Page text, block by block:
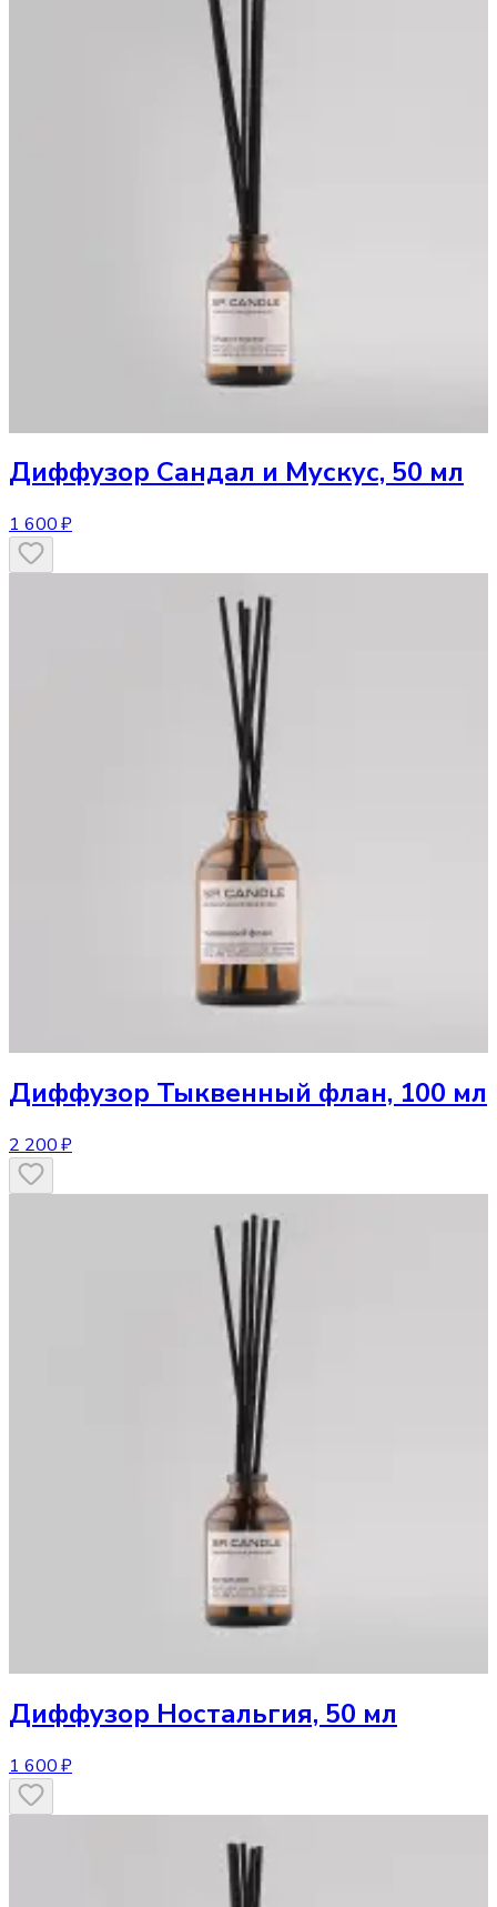
Диффузор Сандал и Мускус, 50 мл
1 600 ₽
Диффузор Тыквенный флан, 100 мл
2 200 ₽
Диффузор Ностальгия, 50 мл
1 600 ₽